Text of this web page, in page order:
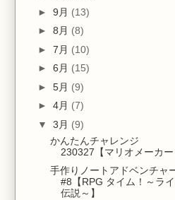
►9月 (13)
►8月 (8)
►7月 (10)
►6月 (15)
►5月 (9)
►4月 (7)
▼3月 (9)
かんたんチャレンジ
230327【マリオメーカー
手作りノートアドベンチャ
#8【RPG タイム！～ラ
伝説～】